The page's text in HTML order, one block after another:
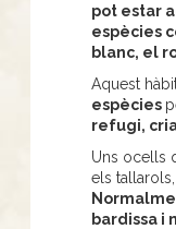
pot estar
espècies
blanc, el
Aquest
espècies
refugi,
Uns ocells
els
bardissa i